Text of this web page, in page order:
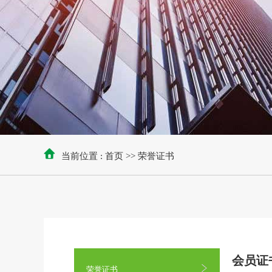
当前位置 : 首页 >> 荣誉证书
荣誉证书
会员证